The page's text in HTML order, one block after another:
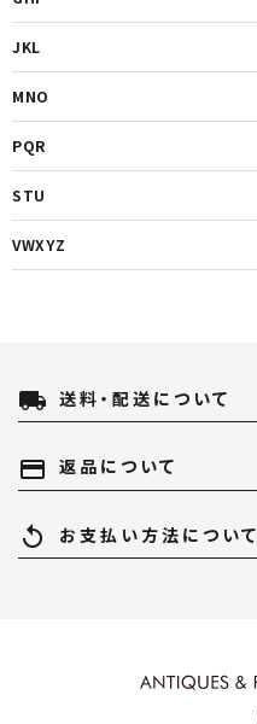
JKL
MNO
PQR
STU
VWXYZ
local_shipping 送料・配送について
payment 返品について
replay お支払い方法について